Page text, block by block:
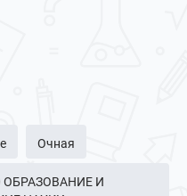
Очная
ОБРАЗОВАНИЕ И